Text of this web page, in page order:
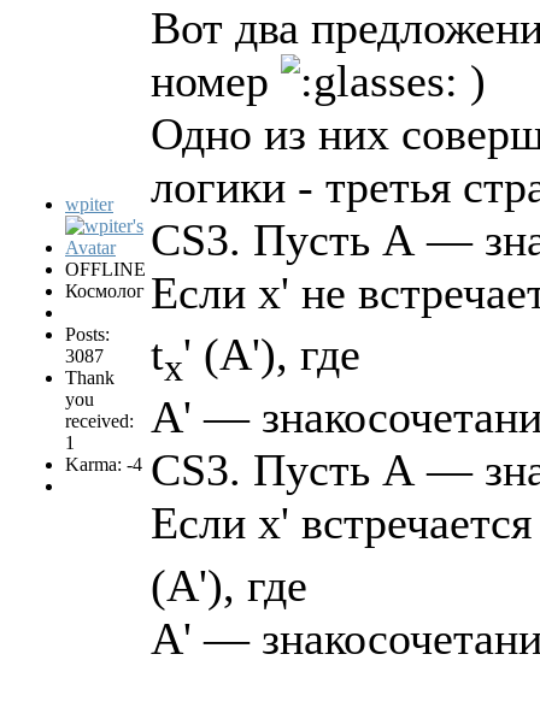
wpiter
OFFLINE
Космолог
Posts:
3087
Thank
you
received:
1
Karma: -4
Вот два
номер
)
Одно из них
логики - третья
CS3. Пусть А —
Если х' не
tx' (А'), где
А' —
CS3. Пусть А —
Если х'
(А'), где
А' —